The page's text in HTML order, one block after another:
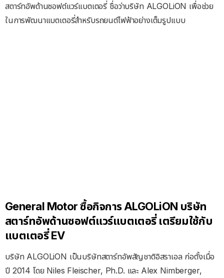
สตาร์ทอัพด้านซอฟต์แวร์แบตเตอรี่ ชื่อว่าบริษัท ALGOLiON เพื่อช่วย
ในการพัฒนาแบตเตอรี่สำหรับรถยนต์ไฟฟ้าอย่างเต็มรูปแบบ
General Motor ซื้อกิจการ ALGOLiON บริษัท
สตาร์ทอัพด้านซอฟต์แวร์แบตเตอรี่ เตรียมใช้กับ
แบตเตอรี่ EV
บริษัท ALGOLiON เป็นบริษัทสตาร์ทอัพสัญชาติอิสราเอล ก่อตั้งเมื่อ
ปี 2014 โดย Niles Fleischer, Ph.D. และ Alex Nimberger,